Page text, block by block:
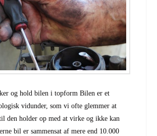
og hold bilen i topform Bilen er et
vidunder, som vi ofte glemmer at
den holder op med at virke og ikke kan
bil er sammensat af mere end 10.000